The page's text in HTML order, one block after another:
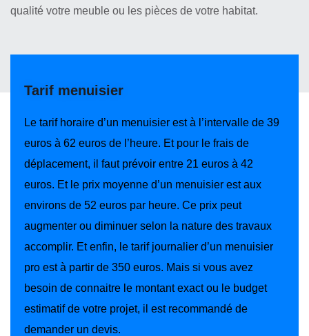
qualité votre meuble ou les pièces de votre habitat.
Tarif menuisier
Le tarif horaire d’un menuisier est à l’intervalle de 39
euros à 62 euros de l’heure. Et pour le frais de
déplacement, il faut prévoir entre 21 euros à 42
euros. Et le prix moyenne d’un menuisier est aux
environs de 52 euros par heure. Ce prix peut
augmenter ou diminuer selon la nature des travaux
accomplir. Et enfin, le tarif journalier d’un menuisier
pro est à partir de 350 euros. Mais si vous avez
besoin de connaitre le montant exact ou le budget
estimatif de votre projet, il est recommandé de
demander un devis.